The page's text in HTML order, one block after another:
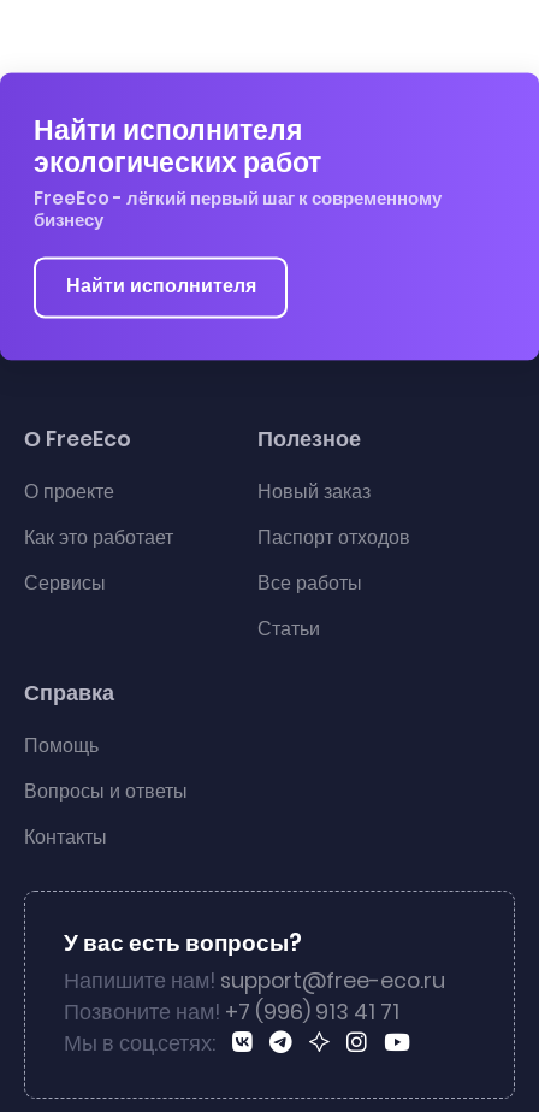
Найти исполнителя
экологических работ
FreeEco - лёгкий первый шаг к современному
бизнесу
Найти исполнителя
О FreeEco
О проекте
Как это работает
Сервисы
Полезное
Новый заказ
Паспорт отходов
Все работы
Статьи
Справка
Помощь
Вопросы и ответы
Контакты
У вас есть вопросы?
Напишите нам! support@free-eco.ru
Позвоните нам! +7 (996) 913 41 71
Мы в соц.сетях: